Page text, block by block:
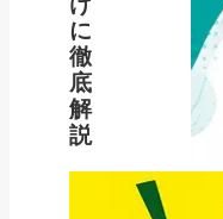
に
徹
底
解
説